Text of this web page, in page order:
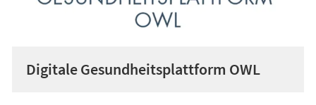
Digitale Gesundheitsplattform OWL